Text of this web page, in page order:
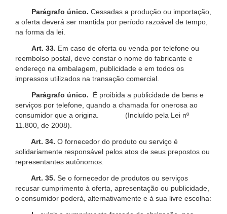
Parágrafo único. Cessadas a produção ou importação,
a oferta deverá ser mantida por período razoável de tempo,
na forma da lei.
Art. 33. Em caso de oferta ou venda por telefone ou
reembolso postal, deve constar o nome do fabricante e
endereço na embalagem, publicidade e em todos os
impressos utilizados na transação comercial.
Parágrafo único.
É proibida a publicidade de bens e
serviços por telefone, quando a chamada for onerosa ao
consumidor que a origina. (Incluído pela Lei nº
11.800, de 2008).
Art. 34. O fornecedor do produto ou serviço é
solidariamente responsável pelos atos de seus prepostos ou
representantes autônomos.
Art. 35. Se o fornecedor de produtos ou serviços
recusar cumprimento à oferta, apresentação ou publicidade,
o consumidor poderá, alternativamente e à sua livre escolha: